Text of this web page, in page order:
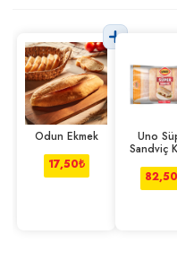
Odun Ekmek
17,50₺
Uno
Sandviç
82,50